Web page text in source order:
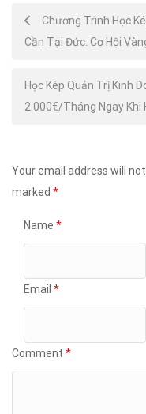
Post
navigation
Chương Trình Học
Cần Tại Đức: Cơ Hội
Học Kép Quản Trị Kinh
2.000€/Tháng Ngay Khi
Your email address will not
marked *
Name *
Email *
Comment *